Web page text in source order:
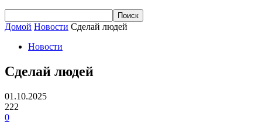
Домой Новости Сделай людей
Новости
Сделай людей
01.10.2025
222
0